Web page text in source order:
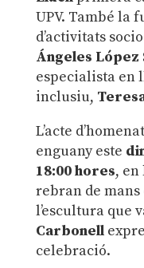
UPV. També la
d’activitats
Ángeles
especialista en
inclusiu,
L’acte
enguany este
18:00 hores, en
rebran de mans
l’escultura que
Carbonell
celebració.